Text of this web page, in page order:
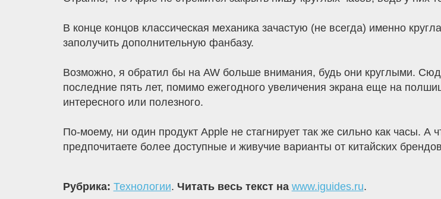
В конце концов классическая механика зачастую (не всегда) именно
заполучить дополнительную фанбазу.
Возможно, я обратил бы на AW больше внимания, будь они круглыми.
последние пять лет, помимо ежегодного увеличения экрана еще на
интересного или полезного.
По-моему, ни один продукт Apple не стагнирует так же сильно как часы. А
предпочитаете более доступные и живучие варианты от китайских
Рубрика: Технологии. Читать весь текст на www.iguides.ru.